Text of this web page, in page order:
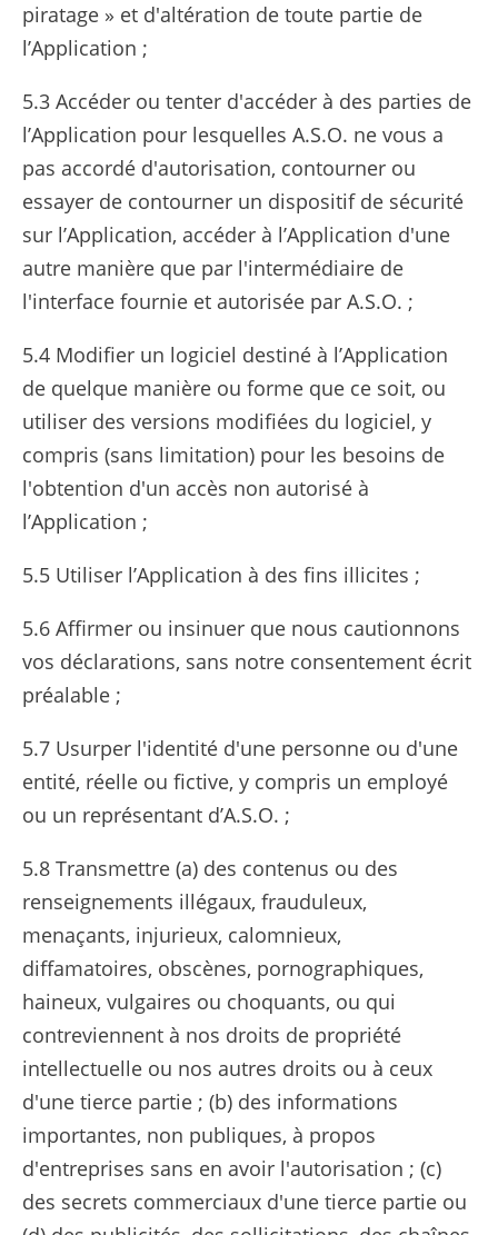
piratage » et d'altération de toute partie de
l’Application ;
5.3 Accéder ou tenter d'accéder à des parties de
l’Application pour lesquelles A.S.O. ne vous a
pas accordé d'autorisation, contourner ou
essayer de contourner un dispositif de sécurité
sur l’Application, accéder à l’Application d'une
autre manière que par l'intermédiaire de
l'interface fournie et autorisée par A.S.O. ;
5.4 Modifier un logiciel destiné à l’Application
de quelque manière ou forme que ce soit, ou
utiliser des versions modifiées du logiciel, y
compris (sans limitation) pour les besoins de
l'obtention d'un accès non autorisé à
l’Application ;
5.5 Utiliser l’Application à des fins illicites ;
5.6 Affirmer ou insinuer que nous cautionnons
vos déclarations, sans notre consentement écrit
préalable ;
5.7 Usurper l'identité d'une personne ou d'une
entité, réelle ou fictive, y compris un employé
ou un représentant d’A.S.O. ;
5.8 Transmettre (a) des contenus ou des
renseignements illégaux, frauduleux,
menaçants, injurieux, calomnieux,
diffamatoires, obscènes, pornographiques,
haineux, vulgaires ou choquants, ou qui
contreviennent à nos droits de propriété
intellectuelle ou nos autres droits ou à ceux
d'une tierce partie ; (b) des informations
importantes, non publiques, à propos
d'entreprises sans en avoir l'autorisation ; (c)
des secrets commerciaux d'une tierce partie ou